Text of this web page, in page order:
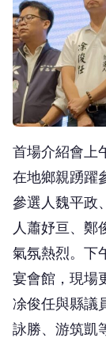
首場介紹會上
在地鄉親踴躍
參選人魏平政
人蕭妤亘、鄭
氣氛熱烈。下
宴會館，現場
凃俊任與縣議
詠勝、游筑凱